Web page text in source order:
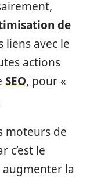
de
liens avec le
actions
SEO, pour «
moteurs de
c’est le
la